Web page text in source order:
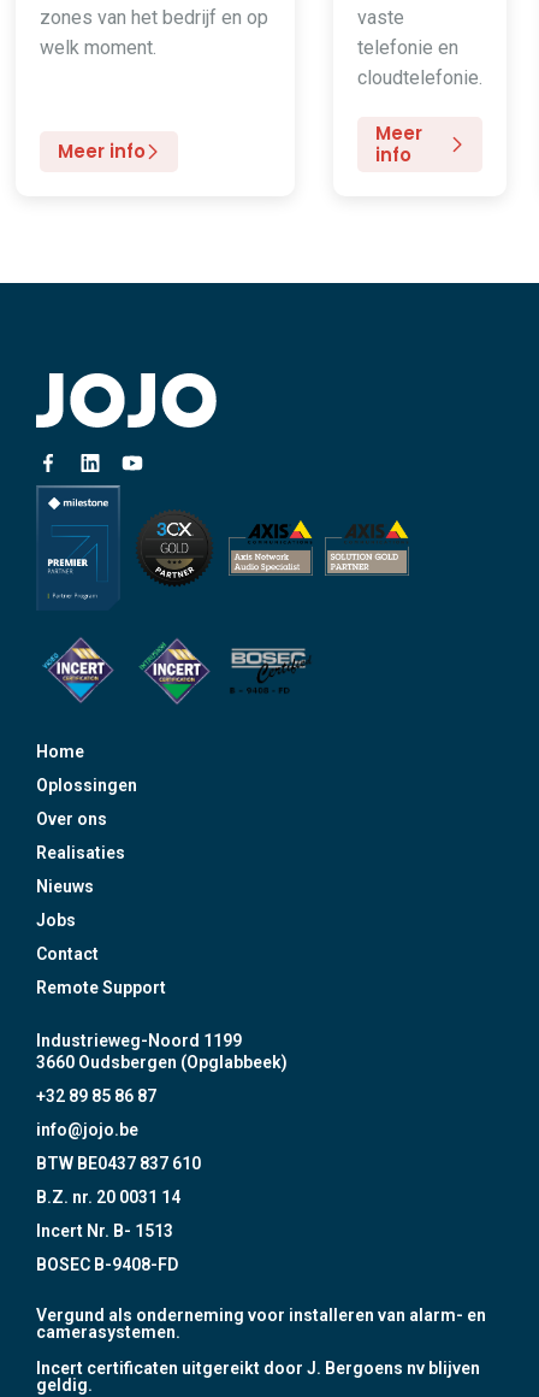
zones van het bedrijf en op
welk moment.
Meer info
vaste
telefonie en
cloudtelefonie.
Meer
info
Home
Oplossingen
Over ons
Realisaties
Nieuws
Jobs
Contact
Remote Support
Industrieweg-Noord 1199
3660 Oudsbergen (Opglabbeek)
+32 89 85 86 87
info@jojo.be
BTW BE0437 837 610
B.Z. nr. 20 0031 14
Incert Nr. B- 1513
BOSEC B-9408-FD
Vergund als onderneming voor installeren van alarm- en
camerasystemen.
Incert certificaten uitgereikt door J. Bergoens nv blijven
geldig.